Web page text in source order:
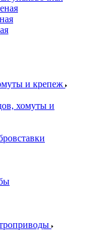
и крепеж
хомуты и